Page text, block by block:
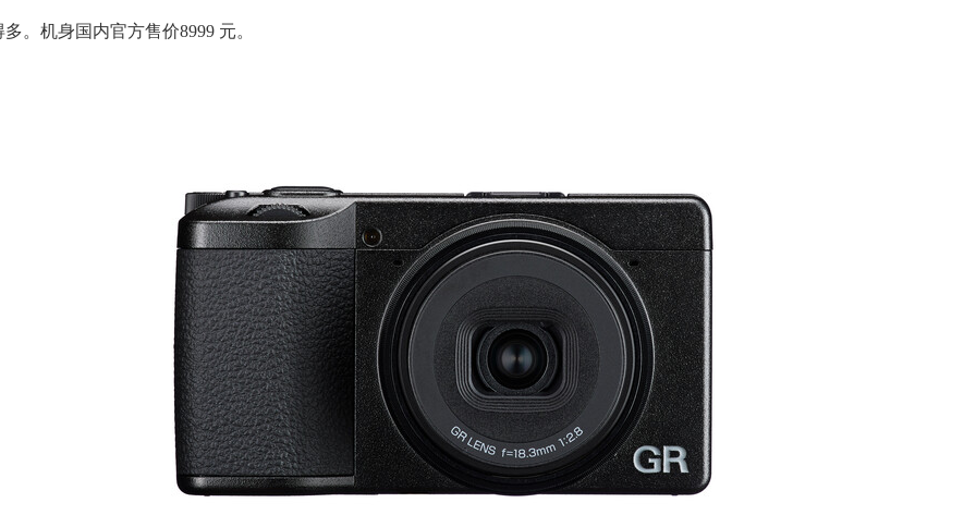
多。机身国内官方售价8999 元。